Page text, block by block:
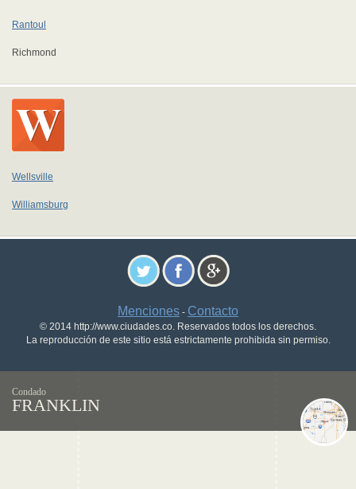
Rantoul
Richmond
Wellsville
Williamsburg
Menciones - Contacto
© 2014 http://www.ciudades.co. Reservados todos los derechos.
La reproducción de este sitio está estrictamente prohibida sin permiso.
Condado
FRANKLIN